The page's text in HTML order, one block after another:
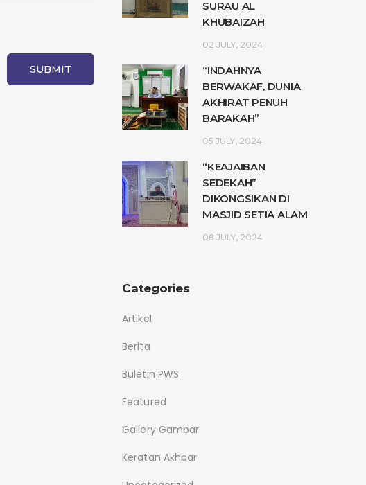
SURAU AL
KHUBAIZAH
02 JULY, 2024
“INDAHNYA
BERWAKAF, DUNIA
AKHIRAT PENUH
BARAKAH”
05 JULY, 2024
“KEAJAIBAN
SEDEKAH”
DIKONGSIKAN DI
MASJID SETIA ALAM
08 JULY, 2024
Categories
Artikel
Berita
Buletin PWS
Featured
Gallery Gambar
Keratan Akhbar